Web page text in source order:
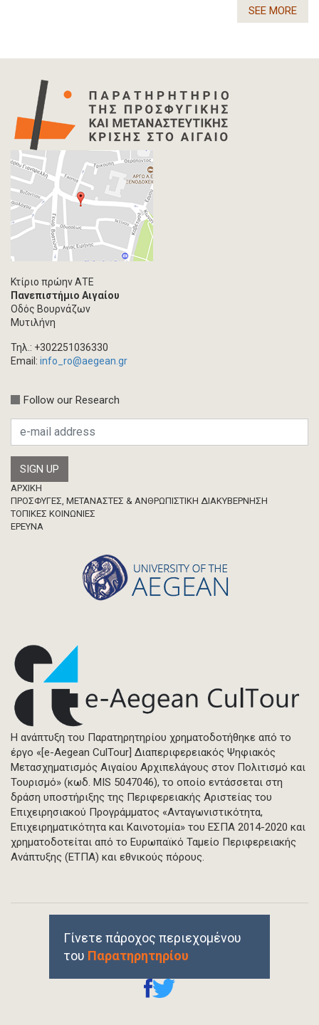
SEE MORE
Κτίριο πρώην ΑΤΕ
Πανεπιστήμιο Αιγαίου
Οδός Βουρνάζων
Μυτιλήνη
Τηλ.: +302251036330
Email: info_ro@aegean.gr
Follow our Research
Footer
ΑΡΧΙΚΗ
ΠΡΟΣΦΥΓΕΣ, ΜΕΤΑΝΑΣΤΕΣ & ΑΝΘΡΩΠΙΣΤΙΚΗ ΔΙΑΚΥΒΕΡΝΗΣΗ
ΤΟΠΙΚΕΣ ΚΟΙΝΩΝΙΕΣ
ΈΡΕΥΝΑ
Η ανάπτυξη του Παρατηρητηρίου χρηματοδοτήθηκε από το
έργο «[e-Aegean CulTour] Διαπεριφερειακός Ψηφιακός
Μετασχηματισμός Αιγαίου Αρχιπελάγους στον Πολιτισμό και
Τουρισμό» (κωδ. MIS 5047046), το οποίο εντάσσεται στη
δράση υποστήριξης της Περιφερειακής Αριστείας του
Επιχειρησιακού Προγράμματος «Ανταγωνιστικότητα,
Επιχειρηματικότητα και Καινοτομία» του ΕΣΠΑ 2014-2020 και
χρηματοδοτείται από το Ευρωπαϊκό Ταμείο Περιφερειακής
Ανάπτυξης (ΕΤΠΑ) και εθνικούς πόρους.
Γίνετε πάροχος περιεχομένου
του Παρατηρητηρίου